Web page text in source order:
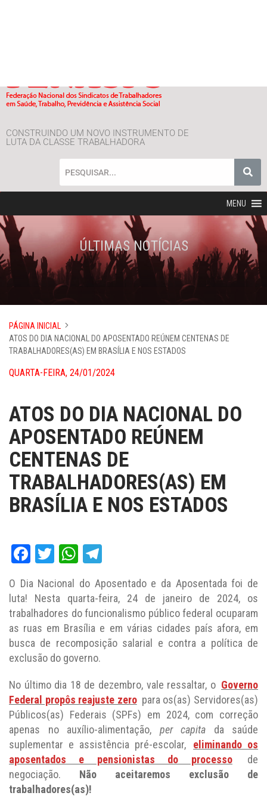
MENU
ÚLTIMAS NOTÍCIAS
ATOS DO DIA NACIONAL DO APOSENTADO REÚNEM CENTENAS DE
TRABALHADORES(AS) EM BRASÍLIA E NOS ESTADOS
QUARTA-FEIRA, 24/01/2024
APOSENTADO REÚNEM
CENTENAS DE
TRABALHADORES(AS) EM
BRASÍLIA E NOS ESTADOS
O Dia Nacional do Aposentado e da Aposentada foi de
luta! Nesta quarta-feira, 24 de janeiro de 2024, os
trabalhadores do funcionalismo público federal ocuparam
as ruas em Brasília e em várias cidades país afora, em
busca de recomposição salarial e contra a política de
exclusão do governo.
Federal propôs reajuste zeropara os(as) Servidores(as)
Públicos(as) Federais (SPFs) em 2024, com correção
apenas no auxílio-alimentação,per capitada saúde
suplementar e assistência pré-escolar,eliminando os
aposentados e pensionistas do processode
negociação. Não aceitaremos exclusão de
trabalhadores(as)!